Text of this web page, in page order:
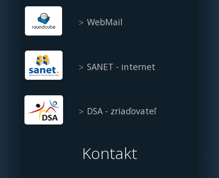
WebMail
SANET - internet
DSA - zriaďovateľ
Kontakt